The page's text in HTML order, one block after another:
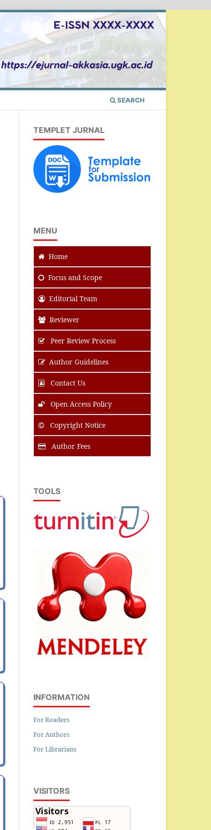
SEARCH
TEMPLET JURNAL
MENU
Home
Focus and Scope
Editorial Team
Reviewer
Peer Review Process
Author Guidelines
Contact Us
Open Access Policy
Copyright Notice
Author Fees
TOOLS
INFORMATION
For Readers
For Authors
For Librarians
VISITORS